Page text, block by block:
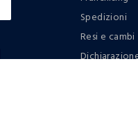
Spedizioni
Resi e cambi